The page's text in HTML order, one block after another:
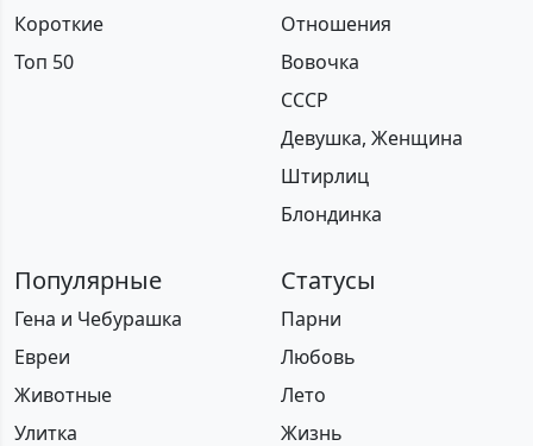
Короткие
Топ 50
Отношения
Вовочка
СССР
Девушка, Женщина
Штирлиц
Блондинка
Популярные
Гена и Чебурашка
Евреи
Животные
Улитка
Статусы
Парни
Любовь
Лето
Жизнь